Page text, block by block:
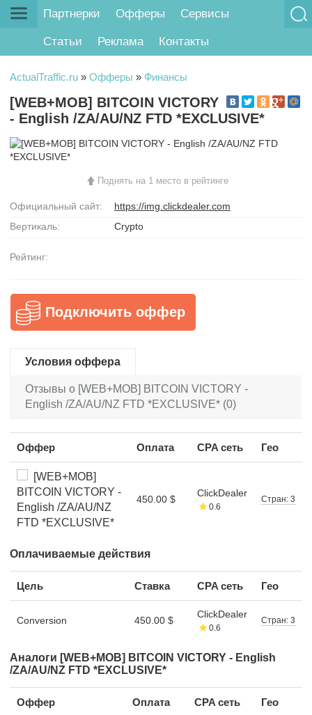
Партнерки Офферы Сервисы
Статьи Реклама Контакты
ActualTraffic.ru » Офферы » Финансы
[WEB+MOB] BITCOIN VICTORY
- English /ZA/AU/NZ FTD *EXCLUSIVE*
Поднять на 1 место в рейтинге
Официальный сайт:
https://img.clickdealer.com
Вертикаль:
Crypto
Рейтинг:
Подключить оффер
Условия оффера
Отзывы о [WEB+MOB] BITCOIN VICTORY -
English /ZA/AU/NZ FTD *EXCLUSIVE* (0)
Оффер Оплата CPA сеть Гео
[WEB+MOB]
BITCOIN VICTORY -
English /ZA/AU/NZ
FTD *EXCLUSIVE*
450.00 $
ClickDealer
0.6
Стран: 3
Оплачиваемые действия
Цель Ставка CPA сеть Гео
Conversion 450.00 $
ClickDealer
0.6
Стран: 3
Аналоги [WEB+MOB] BITCOIN VICTORY - English
/ZA/AU/NZ FTD *EXCLUSIVE*
Оффер Оплата CPA сеть Гео